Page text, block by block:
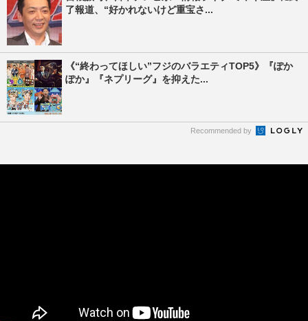
了報道、“好かれないけど重宝さ...
《“終わってほしい”フジのバラエティTOP5》『ぽか
ぽか』『ネプリーグ』を抑えた...
Recommended by